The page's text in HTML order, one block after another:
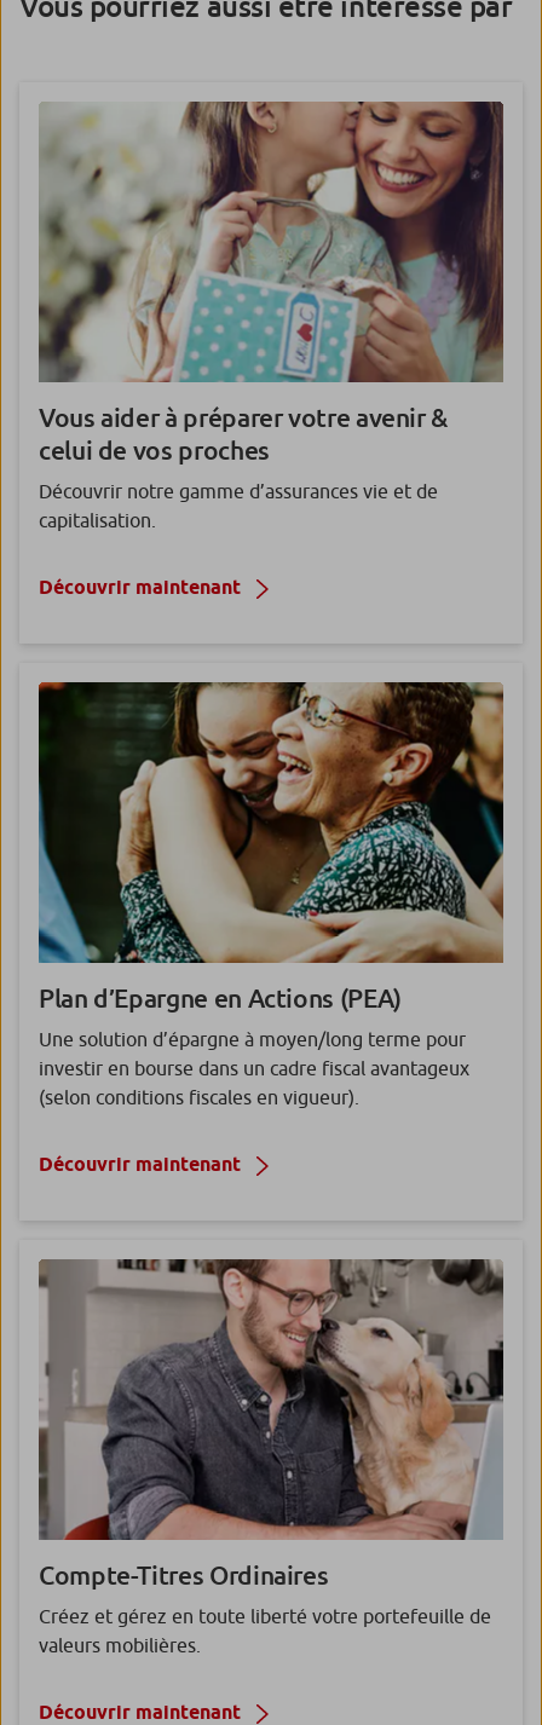
Vous aider à préparer votre avenir &
celui de vos proches
Découvrir notre gamme d’assurances vie et de
capitalisation.
Découvrir maintenant
Plan d’Epargne en Actions (PEA)
Une solution d’épargne à moyen/long terme pour
investir en bourse dans un cadre fiscal avantageux
(selon conditions fiscales en vigueur).
Découvrir maintenant
Compte-Titres Ordinaires
Créez et gérez en toute liberté votre portefeuille de
valeurs mobilières.
Découvrir maintenant